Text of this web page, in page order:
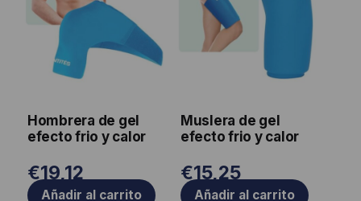
Hombrera de gel
efecto frio y calor
€19,12
Añadir al carrito
Muslera de gel
efecto frio y calor
€15,25
Añadir al carrito